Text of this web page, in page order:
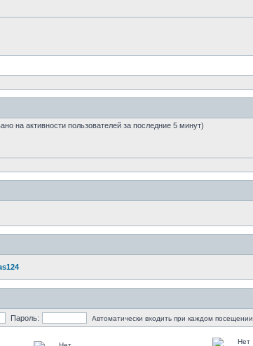
на активности пользователей за последние 5 минут)
Пароль: Автоматически входить при каждом посещении